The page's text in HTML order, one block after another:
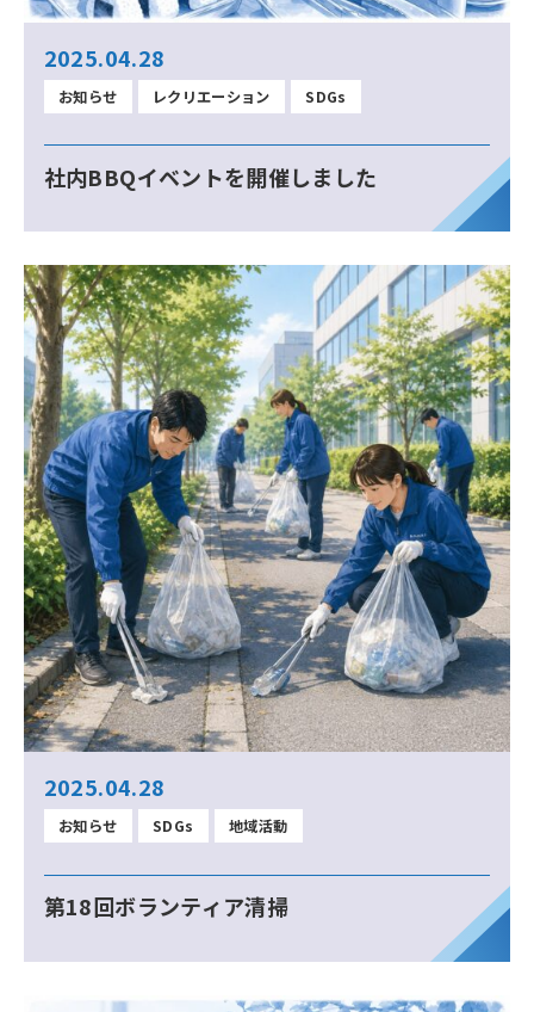
2025.04.28
お知らせ レクリエーション SDGs
社内BBQイベントを開催しました
2025.04.28
お知らせ SDGs 地域活動
第18回ボランティア清掃